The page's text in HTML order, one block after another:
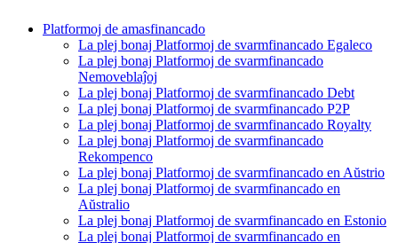
Platformoj de amasfinancado
La plej bonaj Platformoj de svarmfinancado Egaleco
La plej bonaj Platformoj de svarmfinancado
Nemoveblaĵoj
La plej bonaj Platformoj de svarmfinancado Debt
La plej bonaj Platformoj de svarmfinancado P2P
La plej bonaj Platformoj de svarmfinancado Royalty
La plej bonaj Platformoj de svarmfinancado
Rekompenco
La plej bonaj Platformoj de svarmfinancado en Aŭstrio
La plej bonaj Platformoj de svarmfinancado en
Aŭstralio
La plej bonaj Platformoj de svarmfinancado en Estonio
La plej bonaj Platformoj de svarmfinancado en